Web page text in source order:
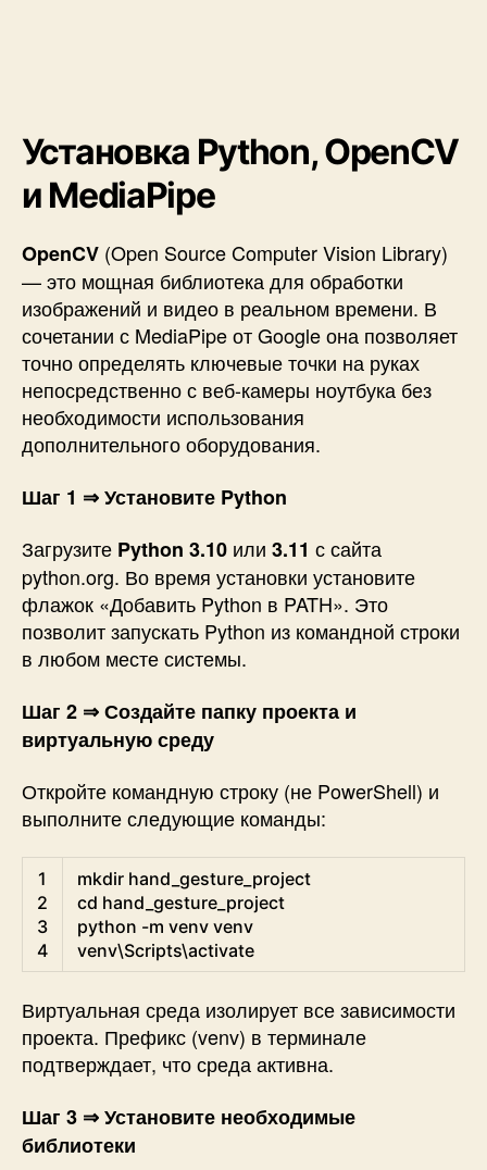
Установка Python, OpenCV
и MediaPipe
OpenCV (Open Source Computer Vision Library)
— это мощная библиотека для обработки
изображений и видео в реальном времени. В
сочетании с MediaPipe от Google она позволяет
точно определять ключевые точки на руках
непосредственно с веб-камеры ноутбука без
необходимости использования
дополнительного оборудования.
Шаг 1 ⇒ Установите Python
Загрузите Python 3.10 или 3.11 с сайта
python.org. Во время установки установите
флажок «Добавить Python в PATH». Это
позволит запускать Python из командной строки
в любом месте системы.
Шаг 2 ⇒ Создайте папку проекта и
виртуальную среду
Откройте командную строку (не PowerShell) и
выполните следующие команды:
1
2
3
4
mkdir hand_gesture_project
cd hand_gesture_project
python -m venv venv
venv\Scripts\activate
Виртуальная среда изолирует все зависимости
проекта. Префикс (venv) в терминале
подтверждает, что среда активна.
Шаг 3 ⇒ Установите необходимые
библиотеки